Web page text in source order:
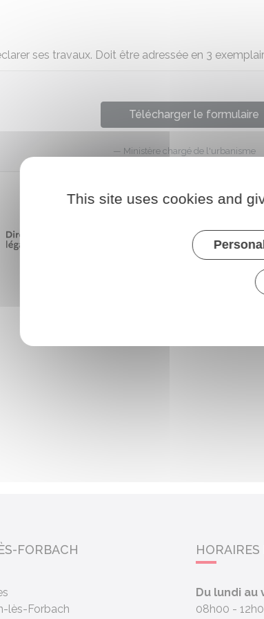
ses travaux. Doit être adressée en 3
Télécharger le formulaire
Ministère chargé de l'urbanisme
FORBACH
lès-Forbach
Du lundi au
08h00 -
This site uses cookies and